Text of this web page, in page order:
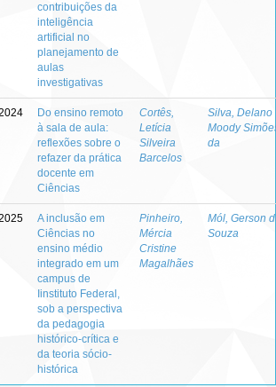
contribuições da
inteligência
artificial no
planejamento de
aulas
investigativas
Do ensino remoto
à sala de aula:
reflexões sobre o
refazer da prática
docente em
Ciências
Cortês,
Letícia
Silveira
Barcelos
Silva, Delano
Moody
da
A inclusão em
Ciências no
ensino médio
integrado em um
campus de
Iinstituto Federal,
sob a perspectiva
da pedagogia
histórico-crítica e
da teoria sócio-
histórica
Pinheiro,
Mércia
Cristine
Magalhães
Mól, Gerson
Souza